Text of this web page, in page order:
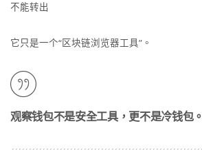
不能转出
它只是一个“区块链浏览器工具”。
观察钱包不是安全工具，更不是冷钱包。